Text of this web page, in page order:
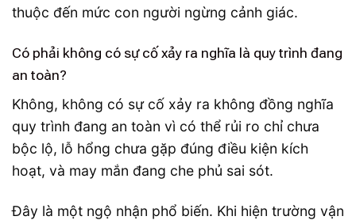
thuộc đến mức con người ngừng cảnh giác.
Có phải không có sự cố xảy ra nghĩa là quy trình đang
an toàn?
Không, không có sự cố xảy ra không đồng nghĩa
quy trình đang an toàn vì có thể rủi ro chỉ chưa
bộc lộ, lỗ hổng chưa gặp đúng điều kiện kích
hoạt, và may mắn đang che phủ sai sót.
Đây là một ngộ nhận phổ biến. Khi hiện trường vận